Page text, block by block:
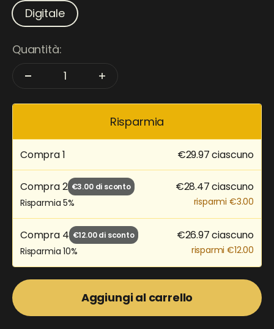
Digitale
Quantità:
Risparmia
Compra1 €29.97 ciascuno
Compra2 €3.00 di sconto
Risparmia 5%
€28.47 ciascuno
risparmi €3.00
Compra 4 €12.00 di sconto
Risparmia 10%
€26.97 ciascuno
risparmi €12.00
Aggiungi al carrello